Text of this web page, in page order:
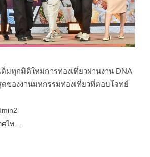
มทุกมิติใหม่การท่องเที่ยวผ่านงาน DNA
ดของงานมหกรรมท่องเที่ยวที่ตอบโจทย์
ศไท…